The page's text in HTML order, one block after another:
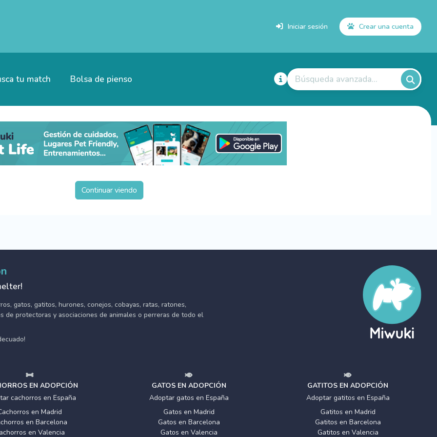
Iniciar sesión Crear una cuenta
tu match Bolsa de pienso Búsqueda avanzada...
Continuar viendo
gatos, gatitos, hurones, conejos, cobayas, ratas, ratones,
de protectoras y asociaciones de animales o perreras de todo el
EN ADOPCIÓN
cachorros en España
en Madrid
en Barcelona
en Valencia
GATOS EN ADOPCIÓN
Adoptar gatos en España
Gatos en Madrid
Gatos en Barcelona
Gatos en Valencia
GATITOS EN ADOPCIÓN
Adoptar gatitos en España
Gatitos en Madrid
Gatitos en Barcelona
Gatitos en Valencia